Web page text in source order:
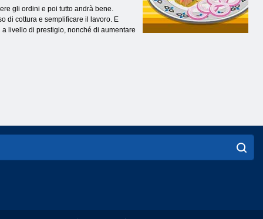
gli ordini e poi tutto andrà bene.
di cottura e semplificare il lavoro. E
livello di prestigio, nonché di aumentare